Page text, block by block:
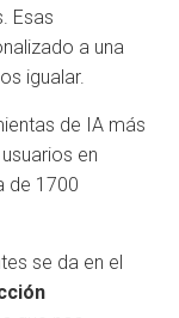
‌Esas
a una
igualar.
de IA más
en
de 1700
se da en el